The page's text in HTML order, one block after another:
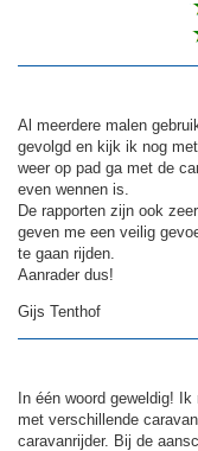
Al meerdere malen
gevolgd en kijk ik nog
weer op pad ga met de
even wennen is.
De rapporten zijn ook
geven me een veilig
te gaan rijden.
Aanrader dus!
Gijs Tenthof
In één woord geweldig!
met verschillende
caravanrijder. Bij de